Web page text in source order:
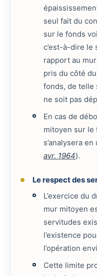
seul fait du
sur le fonds
c’est-à-dire le
rapport au
pris du côté
fonds, de telle
ne soit pas
En cas de
mitoyen sur le
s’analysera
avr. 1964).
Le respect des
L’exercice du
mur mitoyen
servitudes
l’existence
l’opération
Cette limite